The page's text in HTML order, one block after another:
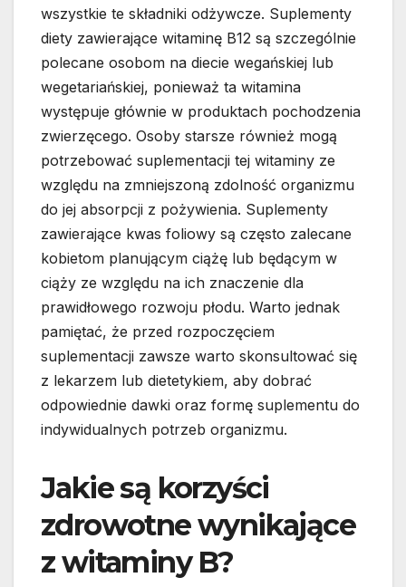
wszystkie te składniki odżywcze. Suplementy
diety zawierające witaminę B12 są szczególnie
polecane osobom na diecie wegańskiej lub
wegetariańskiej, ponieważ ta witamina
występuje głównie w produktach pochodzenia
zwierzęcego. Osoby starsze również mogą
potrzebować suplementacji tej witaminy ze
względu na zmniejszoną zdolność organizmu
do jej absorpcji z pożywienia. Suplementy
zawierające kwas foliowy są często zalecane
kobietom planującym ciążę lub będącym w
ciąży ze względu na ich znaczenie dla
prawidłowego rozwoju płodu. Warto jednak
pamiętać, że przed rozpoczęciem
suplementacji zawsze warto skonsultować się
z lekarzem lub dietetykiem, aby dobrać
odpowiednie dawki oraz formę suplementu do
indywidualnych potrzeb organizmu.
Jakie są korzyści
zdrowotne wynikające
z witaminy B?